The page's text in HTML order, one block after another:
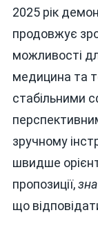
2025 рік
продовжує
можливості
медицина та
стабільними
зручному
швидше
пропозиції,
що